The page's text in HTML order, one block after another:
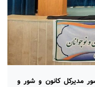
مدیرکل کانون و شور و